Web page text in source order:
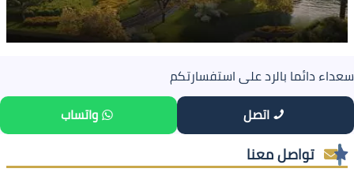
سعداء دائما بالرد على استفسارتكم
اتصل واتساب
تواصل معنا